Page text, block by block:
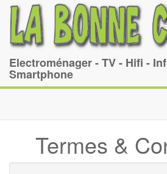
Electroménager - TV - Hifi -
Smartphone
Termes &